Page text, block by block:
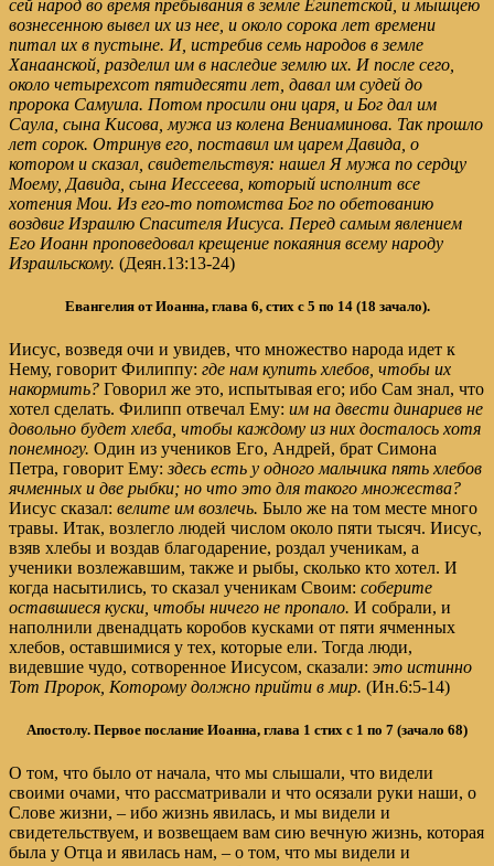
сей народ во время пребывания в земле Египетской, и мышцею
вознесенною вывел их из нее, и около сорока лет времени
питал их в пустыне. И, истребив семь народов в земле
Ханаанской, разделил им в наследие землю их. И после сего,
около четырехсот пятидесяти лет, давал им судей до
пророка Самуила. Потом просили они царя, и Бог дал им
Саула, сына Кисова, мужа из колена Вениаминова. Так прошло
лет сорок. Отринув его, поставил им царем Давида, о
котором и сказал, свидетельствуя: нашел Я мужа по сердцу
Моему, Давида, сына Иессеева, который исполнит все
хотения Мои. Из его-то потомства Бог по обетованию
воздвиг Израилю Спасителя Иисуса. Перед самым явлением
Его Иоанн проповедовал крещение покаяния всему народу
Израильскому. (Деян.13:13-24)
Евангелия от Иоанна, глава 6, стих с 5 по 14 (18 зачало).
Иисус, возведя очи и увидев, что множество народа идет к
Нему, говорит Филиппу: где нам купить хлебов, чтобы их
накормить? Говорил же это, испытывая его; ибо Сам знал, что
хотел сделать. Филипп отвечал Ему: им на двести динариев не
довольно будет хлеба, чтобы каждому из них досталось хотя
понемногу. Один из учеников Его, Андрей, брат Симона
Петра, говорит Ему: здесь есть у одного мальчика пять хлебов
ячменных и две рыбки; но что это для такого множества?
Иисус сказал: велите им возлечь. Было же на том месте много
травы. Итак, возлегло людей числом около пяти тысяч. Иисус,
взяв хлебы и воздав благодарение, роздал ученикам, а
ученики возлежавшим, также и рыбы, сколько кто хотел. И
когда насытились, то сказал ученикам Своим: соберите
оставшиеся куски, чтобы ничего не пропало. И собрали, и
наполнили двенадцать коробов кусками от пяти ячменных
хлебов, оставшимися у тех, которые ели. Тогда люди,
видевшие чудо, сотворенное Иисусом, сказали: это истинно
Тот Пророк, Которому должно прийти в мир. (Ин.6:5-14)
Апостолу. Первое послание Иоанна, глава 1 стих с 1 по 7 (зачало 68)
О том, что было от начала, что мы слышали, что видели
своими очами, что рассматривали и что осязали руки наши, о
Слове жизни, – ибо жизнь явилась, и мы видели и
свидетельствуем, и возвещаем вам сию вечную жизнь, которая
была у Отца и явилась нам, – о том, что мы видели и